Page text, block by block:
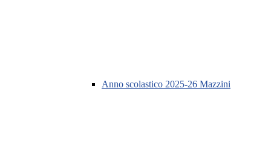
Anno scolastico 2025-26 Mazzini